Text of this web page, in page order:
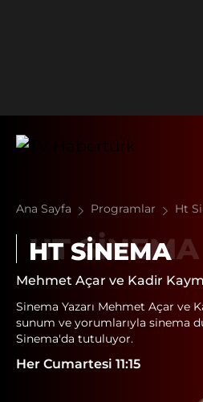
Ana Sayfa Programlar Ht
HT SINEMA
Mehmet Açar ve Kadir
Sinema Yazarı Mehmet Açar ve
sunum ve yorumlarıyla sinema
Sinema'da tutuluyor.
Her Cumartesi 11:15